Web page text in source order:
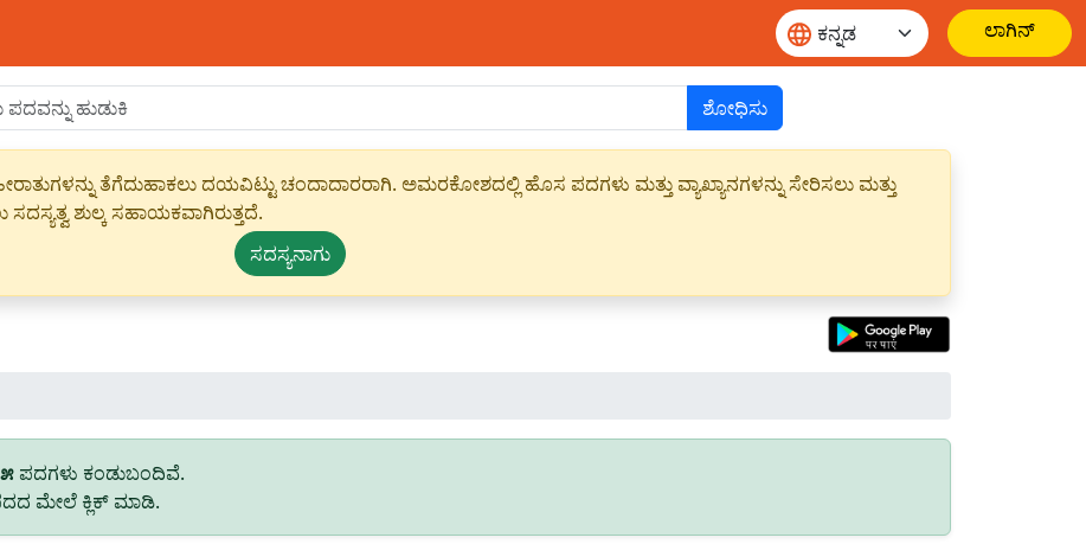
ಲಾಗಿನ್
ಶೋಧಿಸು
ತೆಗೆದುಹಾಕಲು ದಯವಿಟ್ಟು ಚಂದಾದಾರರಾಗಿ. ಅಮರಕೋಶದಲ್ಲಿ ಹೊಸ ಪದಗಳು ಮತ್ತು ವ್ಯಾಖ್ಯಾನಗಳನ್ನು ಸೇರಿಸಲು ಮತ್ತು
ಶುಲ್ಕ ಸಹಾಯಕವಾಗಿರುತ್ತದೆ.
ಸದಸ್ಯನಾಗು
೫ ಪದಗಳು ಕಂಡುಬಂದಿವೆ.
ಮೇಲೆ ಕ್ಲಿಕ್ ಮಾಡಿ.